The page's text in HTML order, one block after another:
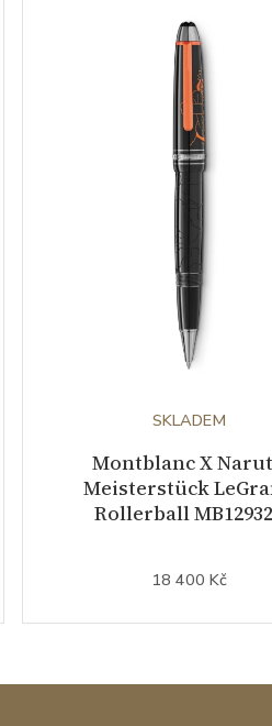
SKLADEM
Montblanc X
Meisterstück
Rollerball
18 400 Kč